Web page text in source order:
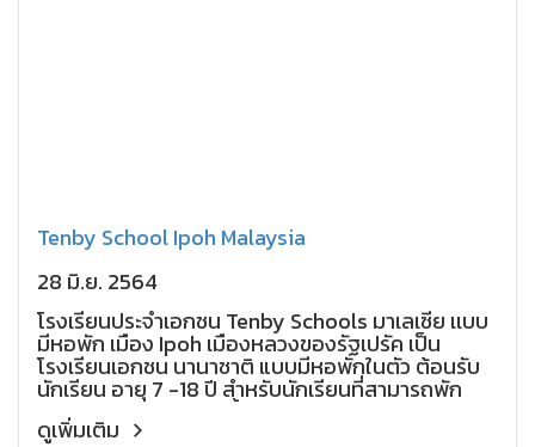
Tenby School Ipoh Malaysia
28 มิ.ย. 2564
โรงเรียนประจำเอกชน Tenby Schools มาเลเซีย เเบบ
มีหอพัก เมือง Ipoh เมืองหลวงของรัฐเปรัค เป็น
โรงเรียนเอกชน นานาชาติ แบบมีหอพักในตัว ต้อนรับ
นักเรียน อายุ 7 -18 ปี สำหรับนักเรียนที่สามารถพัก
หอพัก ต้องมีอายุ 12 ปีขึ้นไป
ดูเพิ่มเติม